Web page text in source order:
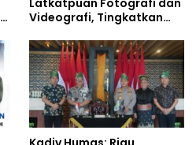
Latkatpuan Fotografi dan
Videografi, Tingkatkan
Era Digital